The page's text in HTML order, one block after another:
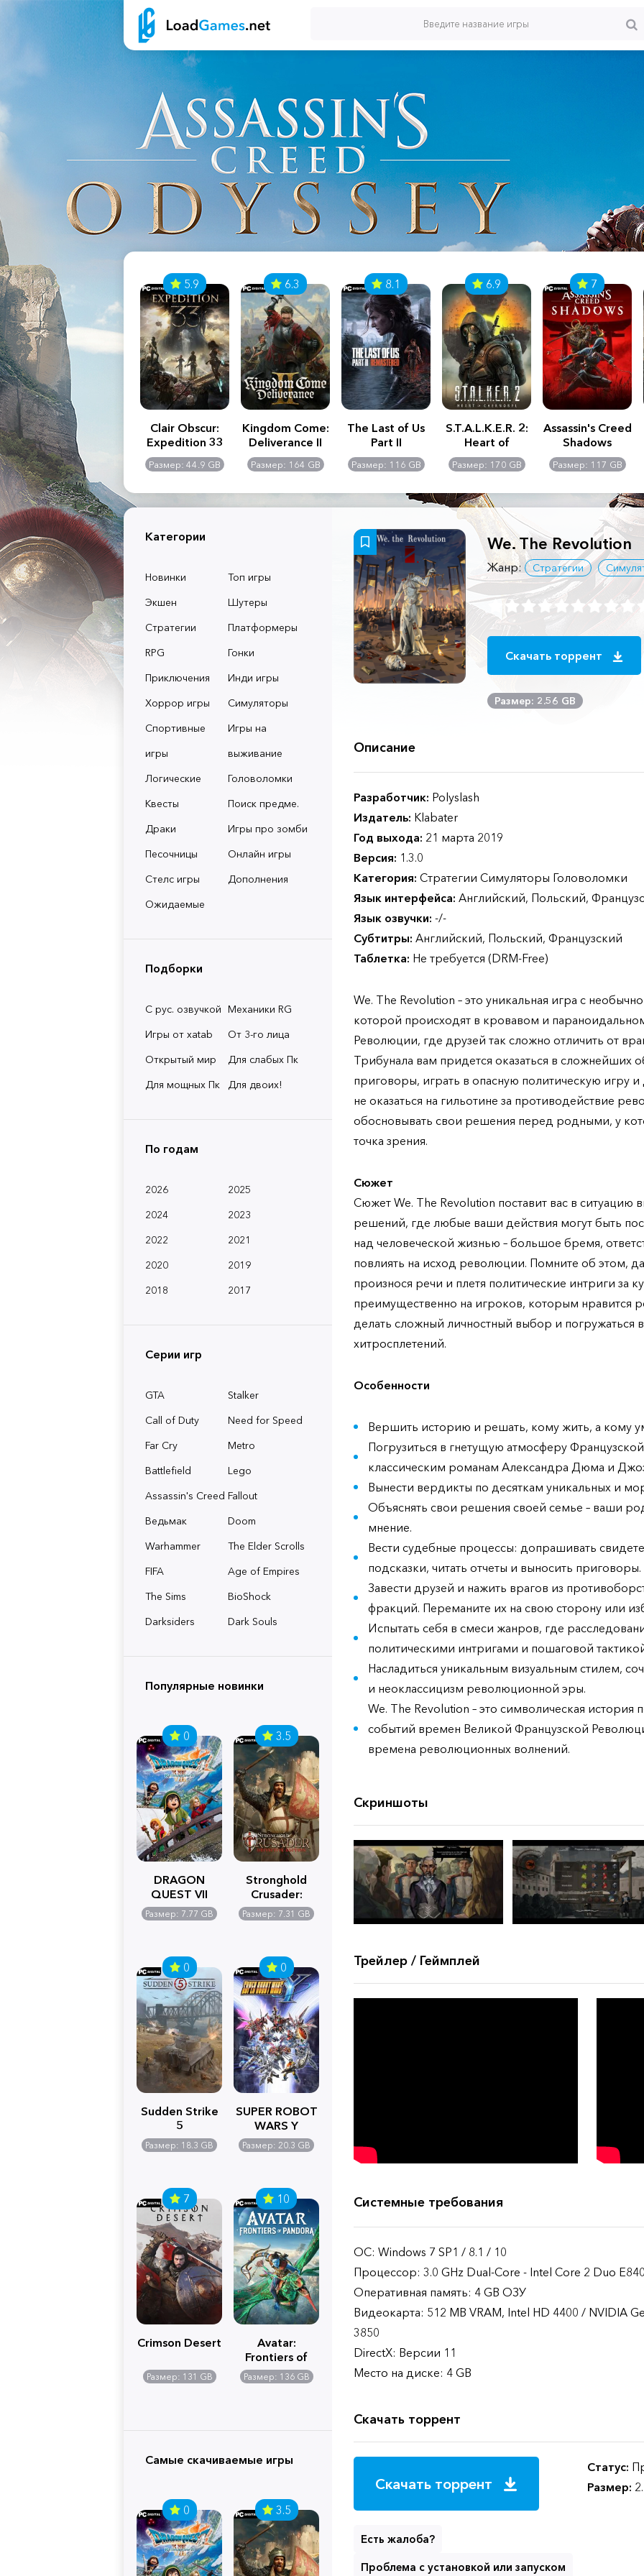
2:
-
GB
Assassin's Creed
Shadows
Размер: 117 GB
5.9
Clair Obscur:
Expedition 33
Размер: 44.9 GB
6.3
Kingdom Come:
Deliverance II
Размер: 164 GB
8.1
The Last of Us
Part II
Remastered
Размер: 116 GB
6.9
S.T.A.L.K.E.R. 2:
Heart of
Chernobyl -
Ultimate Edition
Размер: 170 GB
7
Assassin's Creed
Shadows
Размер: 117 GB
Категории
Новинки
Топ игры
Экшен
Шутеры
Стратегии
Платформеры
RPG
Гонки
Приключения
Инди игры
Хоррор игры
Симуляторы
Спортивные
игры
Игры на
выживание
Логические
Головоломки
Квесты
Поиск предме.
Драки
Игры про зомби
Песочницы
Онлайн игры
Стелс игры
Дополнения
Ожидаемые
Подборки
С рус. озвучкой Механики RG
Игры от xatab
От 3-го лица
Открытый мир
Для слабых Пк
Для мощных Пк
Для двоих!
По годам
2026
2025
2024
2023
2022
2021
2020
2019
2018
2017
Серии игр
GTA
Stalker
Call of Duty
Need for Speed
Far Cry
Metro
Battlefield
Lego
Assassin's Creed Fallout
Ведьмак
Doom
Warhammer
The Elder Scrolls
FIFA
Age of Empires
The Sims
BioShock
Darksiders
Dark Souls
Популярные новинки
0
DRAGON
QUEST VII
Reimagined
Размер: 7.77 GB
3.5
Stronghold
Crusader:
Definitive
Edition
Размер: 7.31 GB
0
Sudden Strike
5
Размер: 18.3 GB
0
SUPER ROBOT
WARS Y
Размер: 20.3 GB
7
Crimson Desert
Размер: 131 GB
10
Avatar:
Frontiers of
Pandora
Размер: 136 GB
Самые скачиваемые игры
0 3.5
We. The Revolution
Жанр: Стратегии
Скачать торрент
Размер: 2.56 GB
Описание
Разработчик: Polyslash
Издатель: Klabater
Год выхода: 21 марта 2019
Версия: 1.3.0
Категория: Стратегии Симуляторы Головоломки
Язык интерфейса: Английский, Польский,
Язык озвучки: -/-
Субтитры: Английский, Польский, Французский
Таблетка: Не требуется (DRM-Free)
We. The Revolution – это уникальная игра с
которой происходят в кровавом и
Революции, где друзей так сложно отличить от
Трибунала вам придется оказаться в сложнейших
приговоры, играть в опасную политическую игру
не оказаться на гильотине за противодействие
обосновывать свои решения перед родными, у
точка зрения.
Сюжет
Сюжет We. The Revolution поставит вас в ситуацию
решений, где любые ваши действия могут быть
над человеческой жизнью – большое бремя,
повлиять на исход революции. Помните об этом,
произнося речи и плетя политические интриги за
преимущественно на игроков, которым нравится
делать сложный личностный выбор и погружаться
хитросплетений.
Особенности
Вершить историю и решать, кому жить, а кому
Погрузиться в гнетущую атмосферу
классическим романам Александра Дюма и
Вынести вердикты по десяткам уникальных и
Объяснять свои решения своей семье – ваши
мнение.
Вести судебные процессы: допрашивать
подсказки, читать отчеты и выносить приговоры.
Завести друзей и нажить врагов из
фракций. Переманите их на свою сторону или
Испытать себя в смеси жанров, где
политическими интригами и пошаговой
Насладиться уникальным визуальным стилем,
и неоклассицизм революционной эры.
We. The Revolution – это символическая история
событий времен Великой Французской
времена революционных волнений.
Скриншоты
Трейлер / Геймплей
Системные требования
ОС: Windows 7 SP1 / 8.1 / 10
Процессор: 3.0 GHz Dual-Core - Intel Core 2 Duo
Оперативная память: 4 GB ОЗУ
Видеокарта: 512 MB VRAM, Intel HD 4400 / NVIDIA
3850
DirectX: Версии 11
Место на диске: 4 GB
Скачать торрент
Скачать торрент
Статус:
Размер:
Есть жалоба?
Проблема с установкой или запуском